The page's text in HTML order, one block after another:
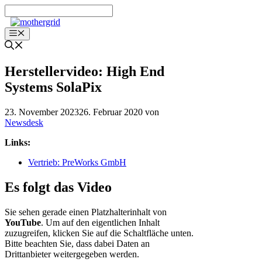
Inhalt
springenMenü
Herstellervideo: High End
Systems SolaPix
23. November 202326. Februar 2020 von
Newsdesk
Links:
Vertrieb: PreWorks GmbH
Es folgt das Video
Sie sehen gerade einen Platzhalterinhalt von
YouTube. Um auf den eigentlichen Inhalt
zuzugreifen, klicken Sie auf die Schaltfläche unten.
Bitte beachten Sie, dass dabei Daten an
Drittanbieter weitergegeben werden.